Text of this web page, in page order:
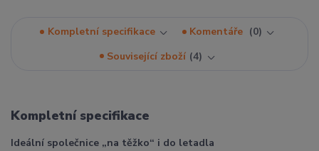
Kompletní specifikace Komentáře
0
Související zboží 4
Kompletní specifikace
Ideální společnice „na těžko“ i do letadla